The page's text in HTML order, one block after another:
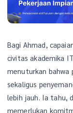
Bagi Ahmad,
civitas akademika
menuturkan bahwa
sekaligus
lebih jauh. Ia tahu,
memerlukan